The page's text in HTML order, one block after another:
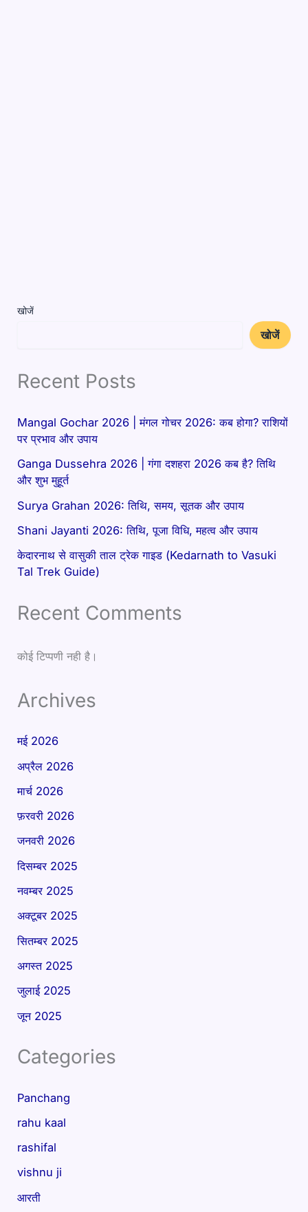
खोजें
खोजें
Recent Posts
Mangal Gochar 2026 | मंगल गोचर 2026: कब होगा? राशियों
पर प्रभाव और उपाय
Ganga Dussehra 2026 | गंगा दशहरा 2026 कब है? तिथि
और शुभ मुहूर्त
Surya Grahan 2026: तिथि, समय, सूतक और उपाय
Shani Jayanti 2026: तिथि, पूजा विधि, महत्व और उपाय
केदारनाथ से वासुकी ताल ट्रेक गाइड (Kedarnath to Vasuki
Tal Trek Guide)
Recent Comments
कोई टिप्पणी नही है।
Archives
मई 2026
अप्रैल 2026
मार्च 2026
फ़रवरी 2026
जनवरी 2026
दिसम्बर 2025
नवम्बर 2025
अक्टूबर 2025
सितम्बर 2025
अगस्त 2025
जुलाई 2025
जून 2025
Categories
Panchang
rahu kaal
rashifal
vishnu ji
आरती